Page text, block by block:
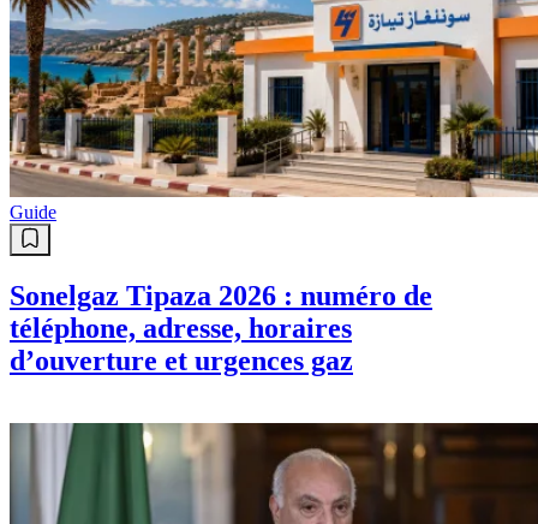
Guide
Sonelgaz Tipaza 2026 : numéro de
téléphone, adresse, horaires
d’ouverture et urgences gaz